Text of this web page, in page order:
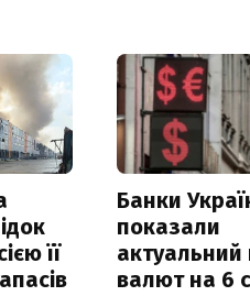
її
Банки
показали
актуальний
валют на 6